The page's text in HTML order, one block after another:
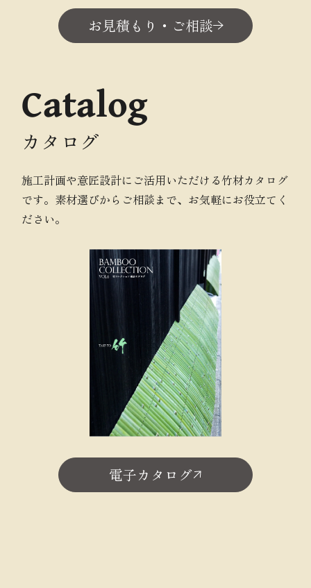
お見積もり・ご相談
Catalog
カタログ
施工計画や意匠設計にご活用いただける竹材カタログ
です。素材選びからご相談まで、お気軽にお役立てく
ださい。
電子カタログ